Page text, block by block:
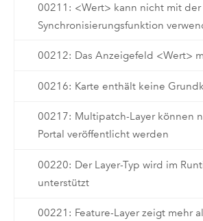
00211: <Wert> kann nicht mit der
Synchronisierungsfunktion
00212: Das Anzeigefeld <Wert>
00216: Karte enthält keine
00217: Multipatch-Layer können
Portal veröffentlicht werden
00220: Der Layer-Typ wird im
unterstützt
00221: Feature-Layer zeigt mehr